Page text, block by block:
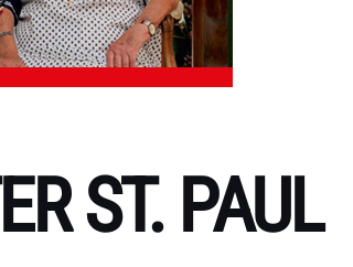
ST. PAUL